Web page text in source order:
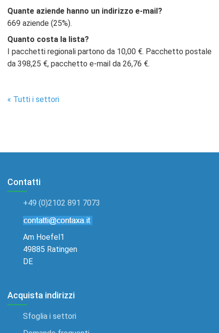
Quante aziende hanno un indirizzo e-mail?
669 aziende (25%).
Quanto costa la lista?
I pacchetti regionali partono da 10,00 €. Pacchetto postale
da 398,25 €, pacchetto e-mail da 26,76 €.
« Tutti i settori
Contatti
+49 (0)2102 891 7073
Am Hoefel1
49885 Ratingen
DE
Acquista indirizzi
Sfoglia i settori